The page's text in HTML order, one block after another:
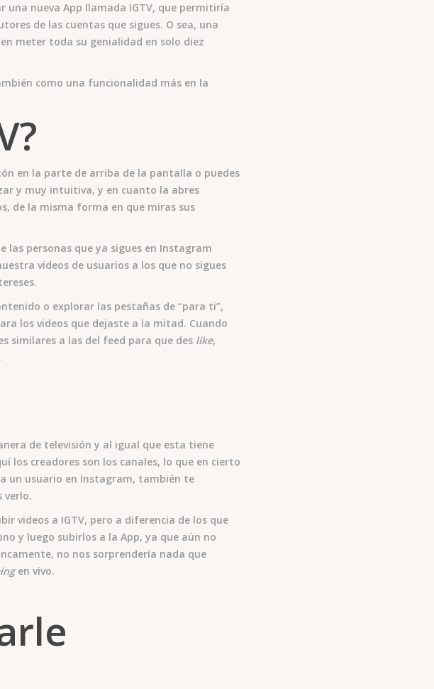
nueva App llamada IGTV, que permitiría
de las cuentas que sigues. O sea, una
meter toda su genialidad en solo diez
como una funcionalidad más en la
en la parte de arriba de la pantalla o puedes
y muy intuitiva, y en cuanto la abres
de la misma forma en que miras sus
las personas que ya sigues en Instagram
videos de usuarios a los que no sigues
o explorar las pestañas de “para ti”,
los videos que dejaste a la mitad. Cuando
similares a las del feed para que des like,
de televisión y al igual que esta tiene
los creadores son los canales, lo que en cierto
un usuario en Instagram, también te
verlo.
videos a IGTV, pero a diferencia de los que
y luego subirlos a la App, ya que aún no
no nos sorprendería nada que
en vivo.